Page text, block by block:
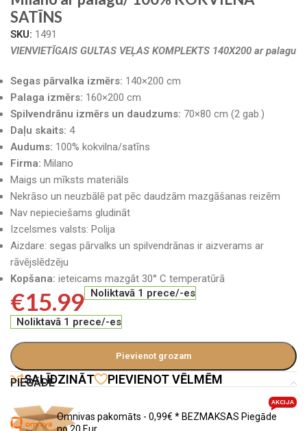
SATĪNS
SKU: 1491
VIENVIETĪGAIS GULTAS VEĻAS KOMPLEKTS 140X200 ar palagu
Segas pārvalka izmērs: 140×200 cm
Palaga izmērs: 160×200 cm
Spilvendrānu izmērs un daudzums: 70×80 cm (2 gab.)
Daļu skaits: 4
Audums: 100% kokvilna/satīns
Firma: Milano
Maigs un mīksts materiāls
Nekrāso un neuzbālē pat pēc daudzām mazgāšanas reizēm
Nav nepieciešams gludināt
Izcelsmes valsts: Polija
Aizdare: segas pārvalks un spilvendrānas ir aizverams ar
rāvējslēdzēju
Kopšana: ieteicams mazgāt 30° C temperatūrā
€15.99 Noliktavā 1 prece/-es
Noliktavā 1 prece/-es
Pievienot grozam
SALĪDZINĀT PIEVIENOT VĒLMĒM
PIEGĀDE
Omnivas pakomāts - 0,99€ * BEZMAKSAS Piegāde
AKCIJA